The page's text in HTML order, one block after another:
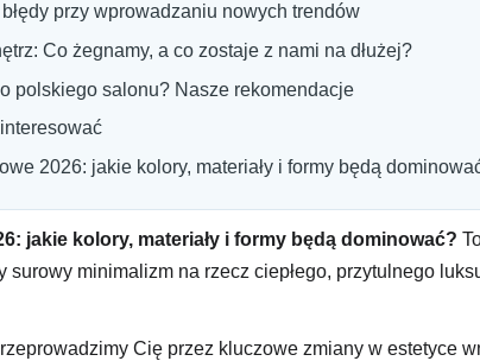
przy wprowadzaniu nowych trendów
Co żegnamy, a co zostaje z nami na dłużej?
polskiego salonu? Nasze rekomendacje
2026: jakie kolory, materiały i formy będą
jakie kolory, materiały i formy będą dominować?
surowy minimalizm na rzecz ciepłego, przytulnego
Cię przez kluczowe zmiany w estetyce